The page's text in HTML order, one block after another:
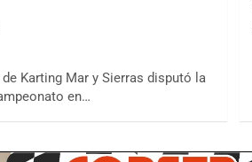
Karting Mar y Sierras disputó la
en…